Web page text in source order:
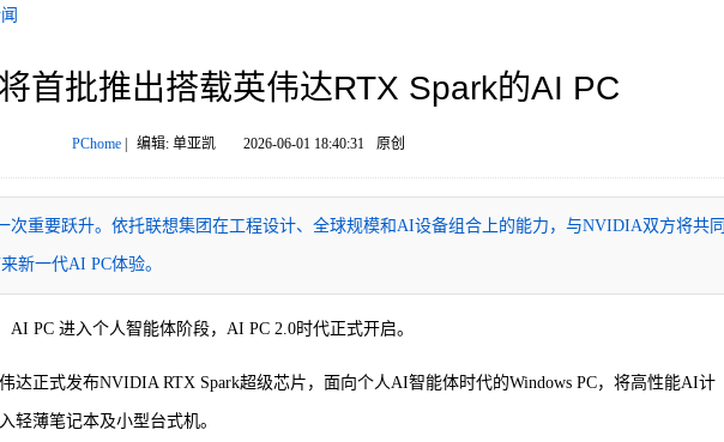
首批推出搭载英伟达RTX Spark的AI PC
PChome| 编辑: 单亚凯 2026-06-01 18:40:31 原创
次重要跃升。依托联想集团在工程设计、全球规模和AI设备组合上的能力，与NVIDIA双方将共同
新一代AI PC体验。
AI PC 进入个人智能体阶段，AI PC 2.0时代正式开启。
达正式发布NVIDIA RTX Spark超级芯片，面向个人AI智能体时代的Windows PC，将高性能AI计
轻薄笔记本及小型台式机。